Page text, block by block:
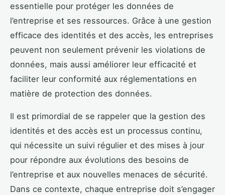
essentielle pour protéger les données de
l’entreprise et ses ressources. Grâce à une gestion
efficace des identités et des accès, les entreprises
peuvent non seulement prévenir les violations de
données, mais aussi améliorer leur efficacité et
faciliter leur conformité aux réglementations en
matière de protection des données.
Il est primordial de se rappeler que la gestion des
identités et des accès est un processus continu,
qui nécessite un suivi régulier et des mises à jour
pour répondre aux évolutions des besoins de
l’entreprise et aux nouvelles menaces de sécurité.
Dans ce contexte, chaque entreprise doit s’engager